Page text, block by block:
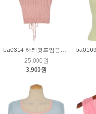
ba0314 허리뒷트임끈니트_핑크
25,000원
3,900원